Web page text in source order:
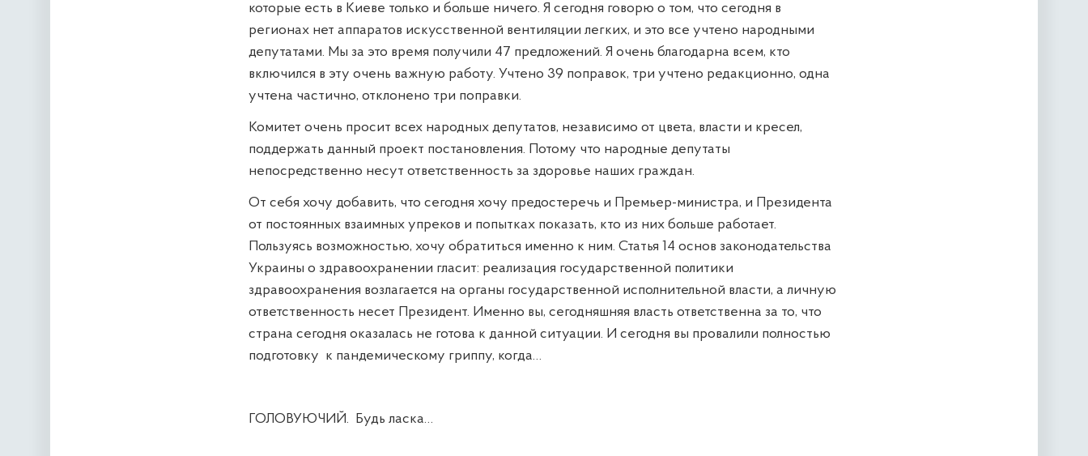
которые есть в Киеве только и больше ничего. Я сегодня говорю о том, что сегодня в
регионах нет аппаратов искусственной вентиляции легких, и это все учтено народными
депутатами. Мы за это время получили 47 предложений. Я очень благодарна всем, кто
включился в эту очень важную работу. Учтено 39 поправок, три учтено редакционно, одна
учтена частично, отклонено три поправки.
Комитет очень просит всех народных депутатов, независимо от цвета, власти и кресел,
поддержать данный проект постановления. Потому что народные депутаты
непосредственно несут ответственность за здоровье наших граждан.
От себя хочу добавить, что сегодня хочу предостеречь и Премьер-министра, и Президента
от постоянных взаимных упреков и попытках показать, кто из них больше работает.
Пользуясь возможностью, хочу обратиться именно к ним. Статья 14 основ законодательства
Украины о здравоохранении гласит: реализация государственной политики
здравоохранения возлагается на органы государственной исполнительной власти, а личную
ответственность несет Президент. Именно вы, сегодняшняя власть ответственна за то, что
страна сегодня оказалась не готова к данной ситуации. И сегодня вы провалили полностью
подготовку к пандемическому гриппу, когда…
ГОЛОВУЮЧИЙ. Будь ласка…